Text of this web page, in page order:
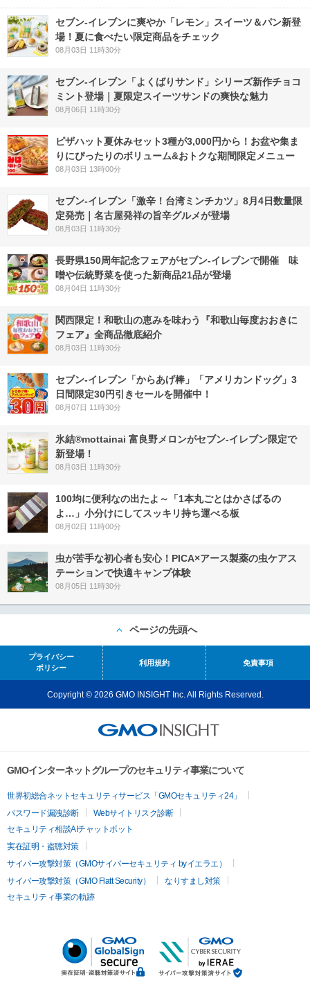
セブン‐イレブンに爽やか「レモン」スイーツ＆パン新登
場！夏に食べたい限定商品をチェック
08月03日 11時30分
セブン‐イレブン「よくばりサンド」シリーズ新作チョコ
ミント登場｜夏限定スイーツサンドの爽快な魅力
08月06日 11時30分
ピザハット夏休みセット3種が3,000円から！お盆や集ま
りにぴったりのボリューム&おトクな期間限定メニュー
08月03日 13時00分
セブン-イレブン「激辛！台湾ミンチカツ」8月4日数量限
定発売｜名古屋発祥の旨辛グルメが登場
08月03日 11時30分
長野県150周年記念フェアがセブン-イレブンで開催 味
噌や伝統野菜を使った新商品21品が登場
08月04日 11時30分
関西限定！和歌山の恵みを味わう『和歌山毎度おおきに
フェア』全商品徹底紹介
08月03日 11時30分
セブン‐イレブン「からあげ棒」「アメリカンドッグ」3
日間限定30円引きセールを開催中！
08月07日 11時30分
氷結®mottainai 富良野メロンがセブン‐イレブン限定で
新登場！
08月03日 11時30分
100均に便利なの出たよ～「1本丸ごとはかさばるの
よ…」小分けにしてスッキリ持ち運べる板
08月02日 11時00分
虫が苦手な初心者も安心！PICA×アース製薬の虫ケアス
テーションで快適キャンプ体験
08月05日 11時30分
ページの先頭へ
プライバシー
ポリシー
利用規約 免責事項
Copyright © 2026 GMO INSIGHT Inc. All Rights Reserved.
GMOインターネットグループのセキュリティ事業について
世界初総合ネットセキュリティサービス「GMOセキュリティ24」
パスワード漏洩診断
Webサイトリスク診断
セキュリティ相談AIチャットボット
実在証明・盗聴対策
サイバー攻撃対策（GMOサイバーセキュリティ byイエラエ）
サイバー攻撃対策（GMO Flatt Security）
なりすまし対策
セキュリティ事業の軌跡